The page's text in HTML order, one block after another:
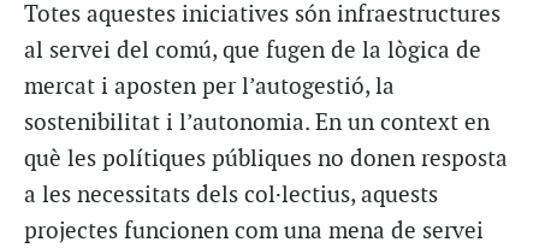
Totes aquestes iniciatives són infraestructures
al servei del comú, que fugen de la lògica de
mercat i aposten per l’autogestió, la
sostenibilitat i l’autonomia. En un context en
què les polítiques públiques no donen resposta
a les necessitats dels col·lectius, aquests
projectes funcionen com una mena de servei